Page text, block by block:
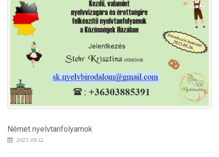
Német nyelvtanfolyamok
2023.09.12.